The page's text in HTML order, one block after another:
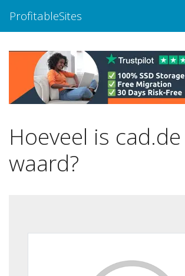
ProfitableSites
Hoeveel is cad.de
waard?